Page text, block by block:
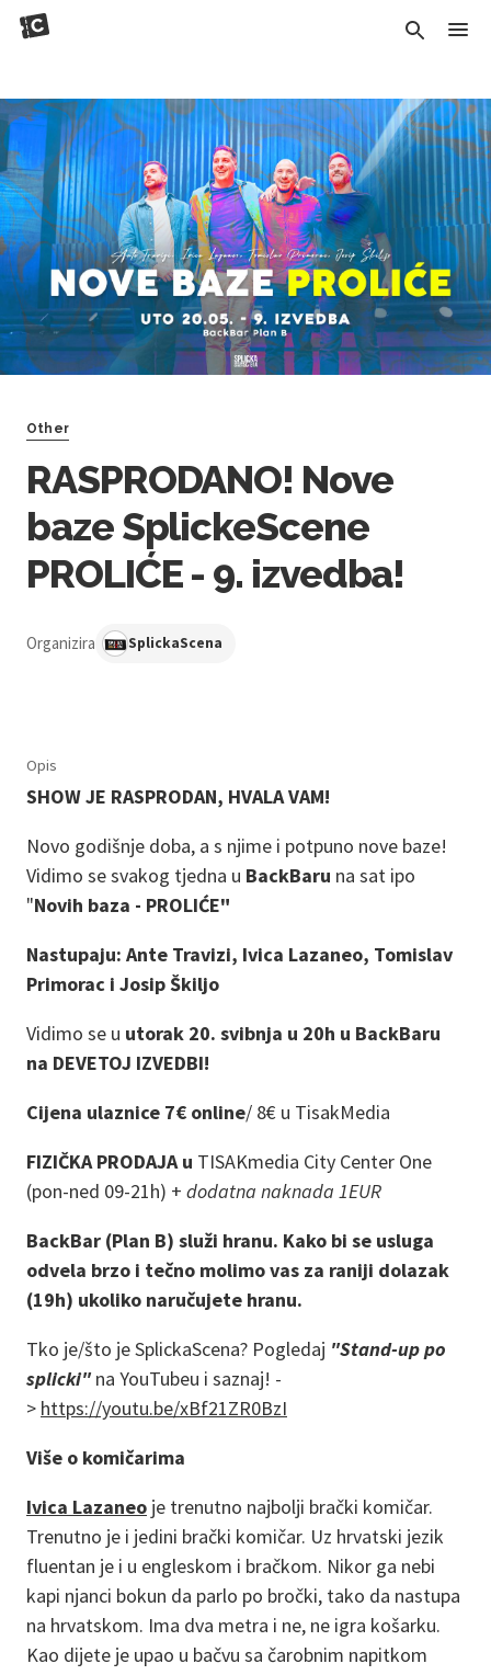
Other
RASPRODANO! Nove
baze SplickeScene
PROLIĆE - 9. izvedba!
Organizira SplickaScena
Opis
SHOW JE RASPRODAN, HVALA VAM!
Novo godišnje doba, a s njime i potpuno nove baze!
Vidimo se svakog tjedna u BackBaru na sat ipo
"Novih baza - PROLIĆE"
Nastupaju: Ante Travizi, Ivica Lazaneo, Tomislav
Primorac i Josip Škiljo
Vidimo se u utorak 20. svibnja u 20h u BackBaru
na DEVETOJ IZVEDBI!
Cijena ulaznice 7€ online/ 8€ u TisakMedia
FIZIČKA PRODAJA u TISAKmedia City Center One
(pon-ned 09-21h) + dodatna naknada 1EUR
BackBar (Plan B) služi hranu. Kako bi se usluga
odvela brzo i tečno molimo vas za raniji dolazak
(19h) ukoliko naručujete hranu.
Tko je/što je SplickaScena? Pogledaj "Stand-up po
splicki"na YouTubeu i saznaj! -
> https://youtu.be/xBf21ZR0BzI
Više o komičarima
Ivica Lazaneo je trenutno najbolji brački komičar.
Trenutno je i jedini brački komičar. Uz hrvatski jezik
fluentan je i u engleskom i bračkom. Nikor ga nebi
kapi njanci bokun da parlo po bročki, tako da nastupa
na hrvatskom. Ima dva metra i ne, ne igra košarku.
Kao dijete je upao u bačvu sa čarobnim napitkom